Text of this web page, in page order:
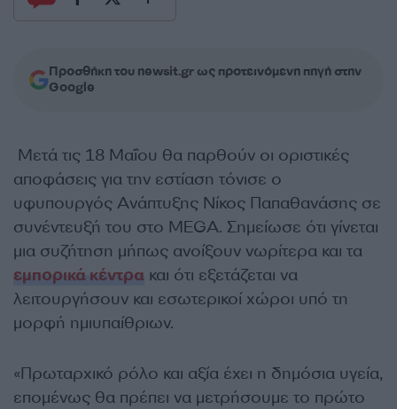
Προσθήκη του newsit.gr ως προτεινόμενη πηγή στην
Google
Μετά τις 18 Μαΐου θα παρθούν οι οριστικές
αποφάσεις για την εστίαση τόνισε ο
υφυπουργός Ανάπτυξης Νίκος Παπαθανάσης σε
συνέντευξή του στο MEGA. Σημείωσε ότι γίνεται
μια συζήτηση μήπως ανοίξουν νωρίτερα και τα
εμπορικά κέντρα και ότι εξετάζεται να
λειτουργήσουν και εσωτερικοί χώροι υπό τη
μορφή ημιυπαίθριων.
«Πρωταρχικό ρόλο και αξία έχει η δημόσια υγεία,
επομένως θα πρέπει να μετρήσουμε το πρώτο